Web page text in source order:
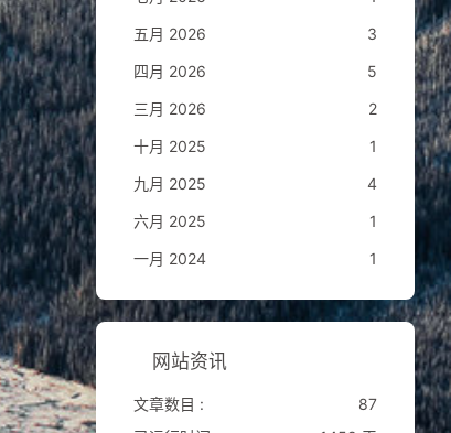
五月 2026
3
四月 2026
5
三月 2026
2
十月 2025
1
九月 2025
4
六月 2025
1
一月 2024
1
网站资讯
文章数目 :
87